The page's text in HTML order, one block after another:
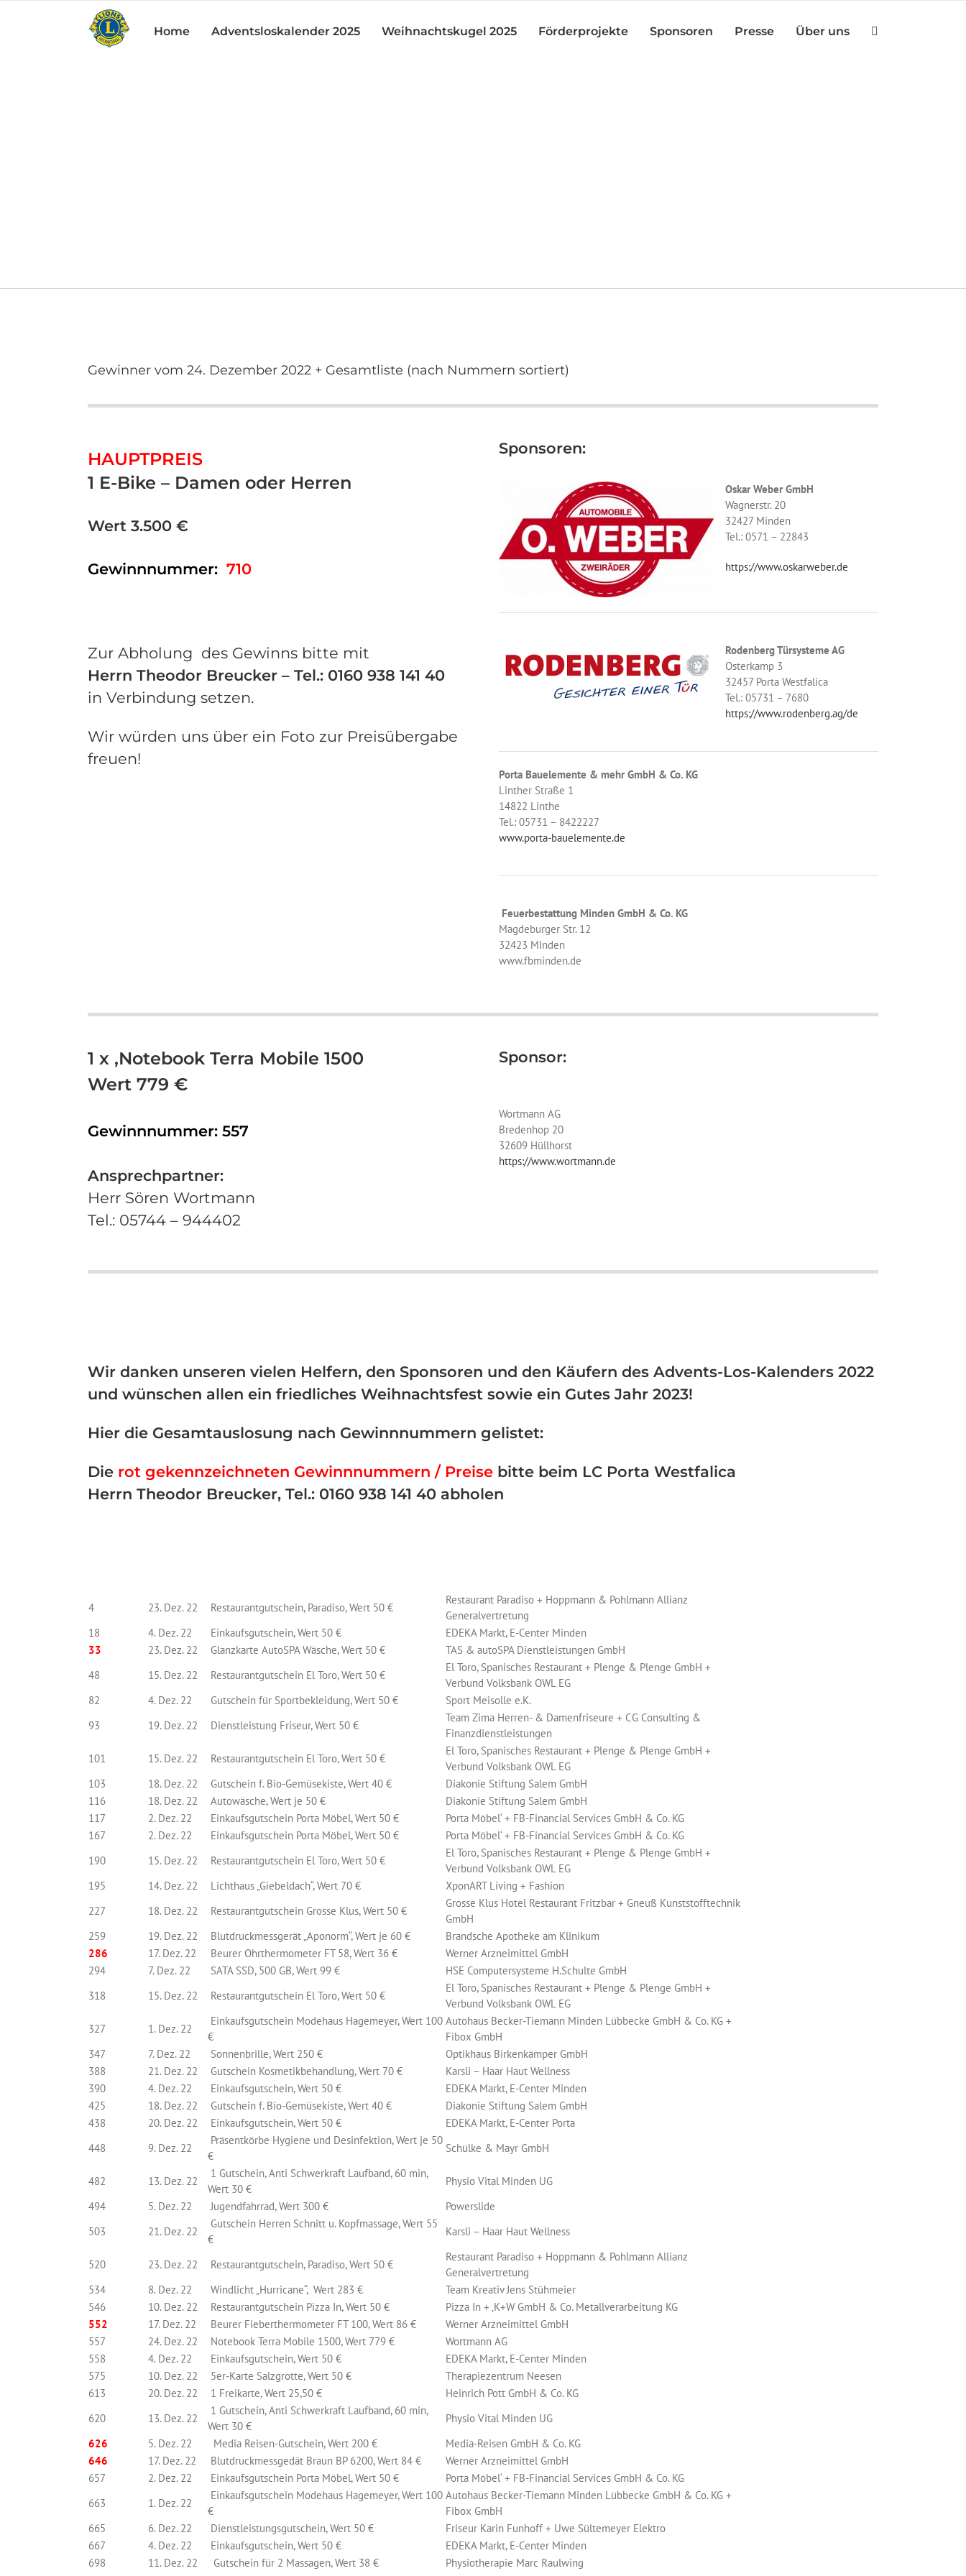
Home Adventsloskalender 2025 Weihnachtskugel 2025 Förderprojekte Sponsoren Presse Über uns
Gewinner vom 24. Dezember 2022 + Gesamtliste (nach Nummern sortiert)
HAUPTPREIS
1 E-Bike – Damen oder Herren
Wert 3.500 €
Gewinnnummer: 710
Zur Abholung des Gewinns bitte mit
Herrn Theodor Breucker – Tel.: 0160 938 141 40
in Verbindung setzen.
Wir würden uns über ein Foto zur Preisübergabe
freuen!
Sponsoren:
Oskar Weber GmbH
Wagnerstr. 20
32427 Minden
Tel.: 0571 – 22843
https://www.oskarweber.de
Rodenberg Türsysteme AG
Osterkamp 3
32457 Porta Westfalica
Tel.: 05731 – 7680
https://www.rodenberg.ag/de
Porta Bauelemente & mehr GmbH & Co. KG
Linther Straße 1
14822 Linthe
Tel.: 05731 – 8422227
www.porta-bauelemente.de
Feuerbestattung Minden GmbH & Co. KG
Magdeburger Str. 12
32423 MInden
www.fbminden.de
1 x ‚Notebook Terra Mobile 1500
Wert 779 €
Gewinnnummer: 557
Ansprechpartner:
Herr Sören Wortmann
Tel.: 05744 – 944402
Sponsor:
Wortmann AG
Bredenhop 20
32609 Hüllhorst
https://www.wortmann.de
Wir danken unseren vielen Helfern, den Sponsoren und den Käufern des Advents-Los-Kalenders 2022
und wünschen allen ein friedliches Weihnachtsfest sowie ein Gutes Jahr 2023!
Hier die Gesamtauslosung nach Gewinnnummern gelistet:
Die rot gekennzeichneten Gewinnnummern / Preise bitte beim LC Porta Westfalica
Herrn Theodor Breucker, Tel.: 0160 938 141 40 abholen
4 23. Dez. 22 Restaurantgutschein, Paradiso, Wert 50 €
Restaurant Paradiso + Hoppmann & Pohlmann Allianz
Generalvertretung
18
4. Dez. 22 Einkaufsgutschein, Wert 50 €
EDEKA Markt, E-Center Minden
33
23. Dez. 22 Glanzkarte AutoSPA Wäsche, Wert 50 €
TAS & autoSPA Dienstleistungen GmbH
48
15. Dez. 22 Restaurantgutschein El Toro, Wert 50 €
El Toro, Spanisches Restaurant + Plenge & Plenge GmbH +
Verbund Volksbank OWL EG
82
4. Dez. 22 Gutschein für Sportbekleidung, Wert 50 €
Sport Meisolle e.K.
93
19. Dez. 22 Dienstleistung Friseur, Wert 50 €
Team Zima Herren- & Damenfriseure + CG Consulting &
Finanzdienstleistungen
101
15. Dez. 22 Restaurantgutschein El Toro, Wert 50 €
El Toro, Spanisches Restaurant + Plenge & Plenge GmbH +
Verbund Volksbank OWL EG
103
18. Dez. 22 Gutschein f. Bio-Gemüsekiste, Wert 40 €
Diakonie Stiftung Salem GmbH
116
18. Dez. 22 Autowäsche, Wert je 50 €
Diakonie Stiftung Salem GmbH
117
2. Dez. 22 Einkaufsgutschein Porta Möbel, Wert 50 €
Porta Möbel‘ + FB-Financial Services GmbH & Co. KG
167
2. Dez. 22 Einkaufsgutschein Porta Möbel, Wert 50 €
Porta Möbel‘ + FB-Financial Services GmbH & Co. KG
190
15. Dez. 22 Restaurantgutschein El Toro, Wert 50 €
El Toro, Spanisches Restaurant + Plenge & Plenge GmbH +
Verbund Volksbank OWL EG
195
14. Dez. 22 Lichthaus „Giebeldach“, Wert 70 €
XponART Living + Fashion
227
18. Dez. 22 Restaurantgutschein Grosse Klus, Wert 50 €
Grosse Klus Hotel Restaurant Fritzbar + Gneuß Kunststofftechnik
GmbH
259
19. Dez. 22 Blutdruckmessgerät „Aponorm“, Wert je 60 €
Brandsche Apotheke am Klinikum
286
17. Dez. 22 Beurer Ohrthermometer FT 58, Wert 36 €
Werner Arzneimittel GmbH
294
7. Dez. 22 SATA SSD, 500 GB, Wert 99 €
HSE Computersysteme H.Schulte GmbH
318
15. Dez. 22 Restaurantgutschein El Toro, Wert 50 €
El Toro, Spanisches Restaurant + Plenge & Plenge GmbH +
Verbund Volksbank OWL EG
327
1. Dez. 22
Einkaufsgutschein Modehaus Hagemeyer, Wert 100
€
Autohaus Becker-Tiemann Minden Lübbecke GmbH & Co. KG +
Fibox GmbH
347
7. Dez. 22 Sonnenbrille, Wert 250 €
Optikhaus Birkenkämper GmbH
388
21. Dez. 22 Gutschein Kosmetikbehandlung, Wert 70 €
Karsli – Haar Haut Wellness
390
4. Dez. 22 Einkaufsgutschein, Wert 50 €
EDEKA Markt, E-Center Minden
425
18. Dez. 22 Gutschein f. Bio-Gemüsekiste, Wert 40 €
Diakonie Stiftung Salem GmbH
438
20. Dez. 22 Einkaufsgutschein, Wert 50 €
EDEKA Markt, E-Center Porta
448
9. Dez. 22
Präsentkörbe Hygiene und Desinfektion, Wert je 50
€
Schülke & Mayr GmbH
482 13. Dez. 22
1 Gutschein, Anti Schwerkraft Laufband, 60 min,
Wert 30 €
Physio Vital Minden UG
494
5. Dez. 22 Jugendfahrrad, Wert 300 €
Powerslide
503
21. Dez. 22
Gutschein Herren Schnitt u. Kopfmassage, Wert 55
€
Karsli – Haar Haut Wellness
520 23. Dez. 22 Restaurantgutschein, Paradiso, Wert 50 €
Restaurant Paradiso + Hoppmann & Pohlmann Allianz
Generalvertretung
534
8. Dez. 22 Windlicht „Hurricane“, Wert 283 €
Team Kreativ Jens Stühmeier
546
10. Dez. 22 Restaurantgutschein Pizza In, Wert 50 €
Pizza In + ‚K+W GmbH & Co. Metallverarbeitung KG
552
17. Dez. 22 Beurer Fieberthermometer FT 100, Wert 86 €
Werner Arzneimittel GmbH
557
24. Dez. 22 Notebook Terra Mobile 1500, Wert 779 €
Wortmann AG
558
4. Dez. 22 Einkaufsgutschein, Wert 50 €
EDEKA Markt, E-Center Minden
575
10. Dez. 22 5er-Karte Salzgrotte, Wert 50 €
Therapiezentrum Neesen
613
20. Dez. 22 1 Freikarte, Wert 25,50 €
Heinrich Pott GmbH & Co. KG
620
13. Dez. 22
1 Gutschein, Anti Schwerkraft Laufband, 60 min,
Wert 30 €
Physio Vital Minden UG
626
5. Dez. 22 Media Reisen-Gutschein, Wert 200 €
Media-Reisen GmbH & Co. KG
646
17. Dez. 22 Blutdruckmessgedät Braun BP 6200, Wert 84 €
Werner Arzneimittel GmbH
657
2. Dez. 22 Einkaufsgutschein Porta Möbel, Wert 50 €
Porta Möbel‘ + FB-Financial Services GmbH & Co. KG
663
1. Dez. 22
Einkaufsgutschein Modehaus Hagemeyer, Wert 100
€
Autohaus Becker-Tiemann Minden Lübbecke GmbH & Co. KG +
Fibox GmbH
665
6. Dez. 22 Dienstleistungsgutschein, Wert 50 €
Friseur Karin Funhoff + Uwe Sültemeyer Elektro
667
4. Dez. 22 Einkaufsgutschein, Wert 50 €
EDEKA Markt, E-Center Minden
698
11. Dez. 22 Gutschein für 2 Massagen, Wert 38 €
Physiotherapie Marc Raulwing